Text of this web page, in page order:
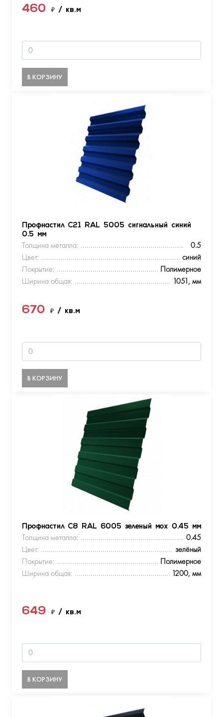
460 ₽ / кв.м
В КОРЗИНУ
Профнастил С21 RAL 5005 сигнальный синий
0.5 мм
Толщина металла:
0.5
Цвет:
синий
Покрытие:
Полимерное
Ширина общая:
1051, мм
670 ₽ / кв.м
В КОРЗИНУ
Профнастил С8 RAL 6005 зеленый мох 0.45 мм
Толщина металла:
0.45
Цвет:
зелёный
Покрытие:
Полимерное
Ширина общая:
1200, мм
649 ₽ / кв.м
В КОРЗИНУ